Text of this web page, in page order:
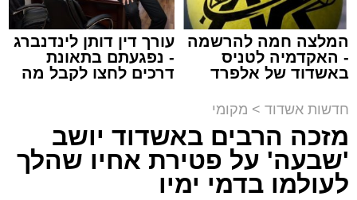
תגים:אשדוד , ירי
אירוע ירי חמור התרחש לפני שעה קלה ברובע ב'
באשדוד, כתוצאה ממנו נפצע גבר כבן 30 באורח
בינוני.
המלצה חמה להרשמה
- האקדמיה לטניס
באשדוד של אלפרד
עורך דין דותן לינדנברג
- נפגעתם בתאונת
דרכים לחצו לקבל מה
חדשות אשדוד > מקומי
מזכה הרבים באשדוד יושב
'שבעה' על פטירת אחיו שהלך
לעולמו בדמי ימיו